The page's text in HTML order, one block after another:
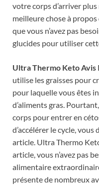
votre corps d’arriver
meilleure chose à
que vous n’avez pas
glucides pour utiliser
Ultra Thermo Keto Avis
utilise les graisses pour
pour laquelle vous êtes
d’aliments gras.
corps pour entrer en
d’accélérer le cycle,
article. Ultra Thermo
article, vous n’avez pas
alimentaire
présente de nombreux